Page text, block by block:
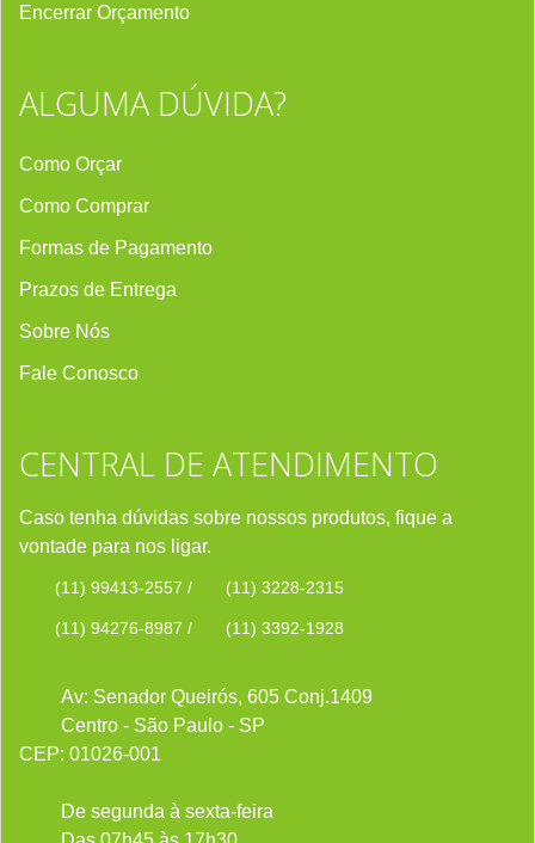
Encerrar Orçamento
ALGUMA DÚVIDA?
Como Orçar
Como Comprar
Formas de Pagamento
Prazos de Entrega
Sobre Nós
Fale Conosco
CENTRAL DE ATENDIMENTO
Caso tenha dúvidas sobre nossos produtos, fique a
vontade para nos ligar.
(11) 99413-2557 / (11) 3228-2315
(11) 94276-8987 / (11) 3392-1928
Av: Senador Queirós, 605 Conj.1409
Centro - São Paulo - SP
CEP: 01026-001
De segunda à sexta-feira